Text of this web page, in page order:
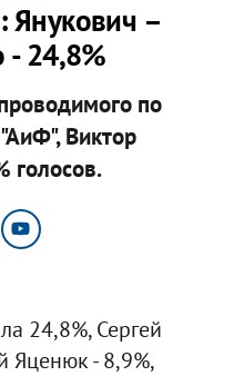
–
- 24,8%
по
Виктор
голосов.
24,8%, Сергей
Яценюк - 8,9%,